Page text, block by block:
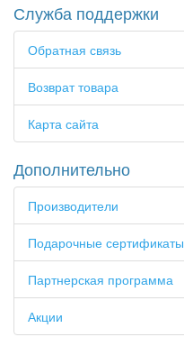
Служба поддержки
Обратная связь
Возврат товара
Карта сайта
Дополнительно
Производители
Подарочные сертификаты
Партнерская программа
Акции